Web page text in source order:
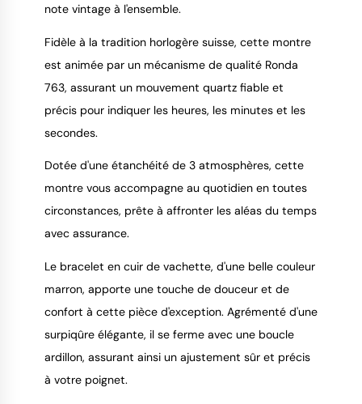
note vintage à l'ensemble.
Fidèle à la tradition horlogère suisse, cette montre
est animée par un mécanisme de qualité Ronda
763, assurant un mouvement quartz fiable et
précis pour indiquer les heures, les minutes et les
secondes.
Dotée d'une étanchéité de 3 atmosphères, cette
montre vous accompagne au quotidien en toutes
circonstances, prête à affronter les aléas du temps
avec assurance.
Le bracelet en cuir de vachette, d'une belle couleur
marron, apporte une touche de douceur et de
confort à cette pièce d'exception. Agrémenté d'une
surpiqûre élégante, il se ferme avec une boucle
ardillon, assurant ainsi un ajustement sûr et précis
à votre poignet.